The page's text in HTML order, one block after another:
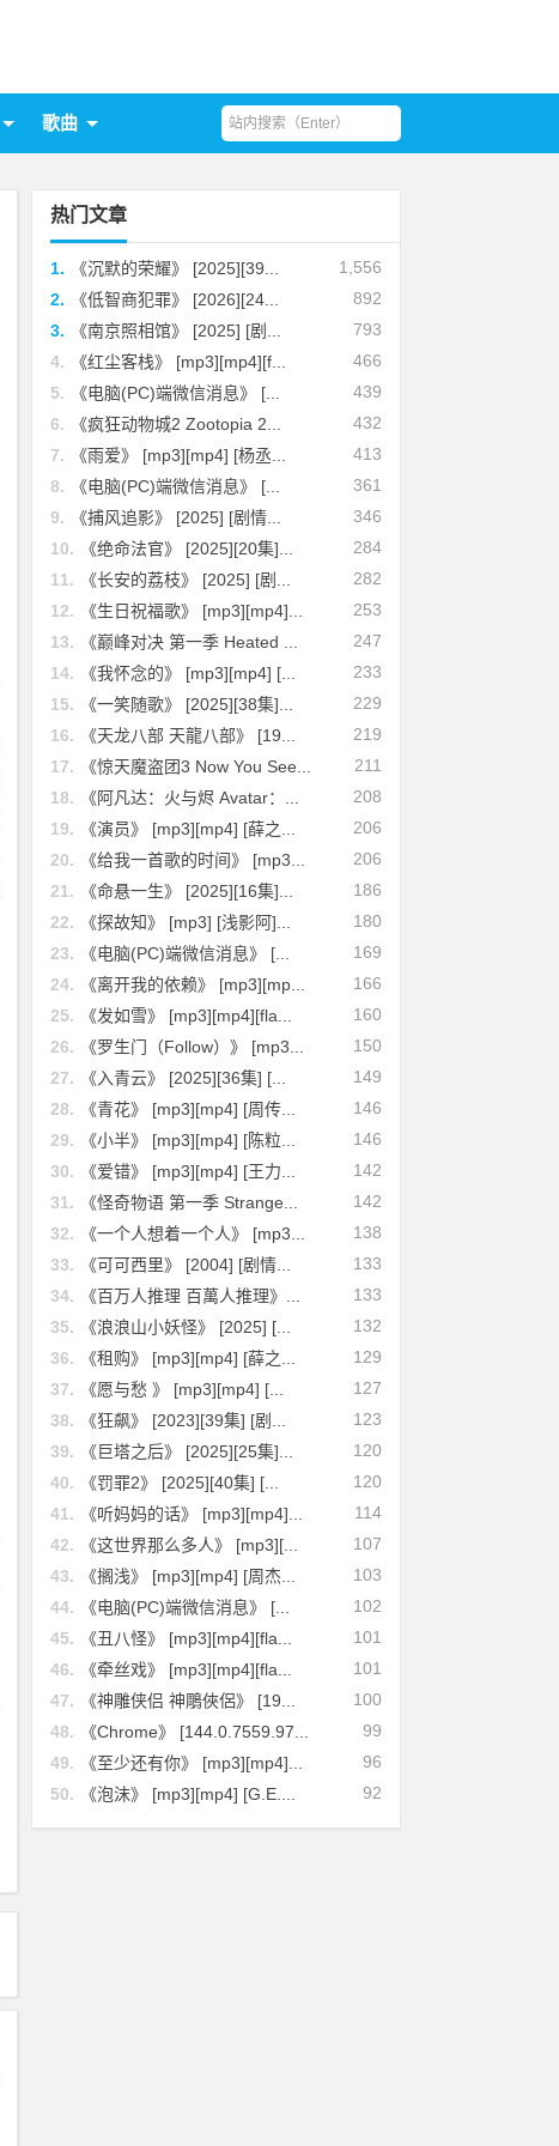
歌曲
热门文章
1,556
1.
《沉默的荣耀》 [2025][39...
892
2.
《低智商犯罪》 [2026][24...
793
3.
《南京照相馆》 [2025] [剧...
466
4.
《红尘客栈》 [mp3][mp4][f...
439
5.
《电脑(PC)端微信消息》 [...
432
6.
《疯狂动物城2 Zootopia 2...
413
7.
《雨爱》 [mp3][mp4] [杨丞...
361
8.
《电脑(PC)端微信消息》 [...
346
9.
《捕风追影》 [2025] [剧情...
284
10.
《绝命法官》 [2025][20集]...
282
11.
《长安的荔枝》 [2025] [剧...
253
12.
《生日祝福歌》 [mp3][mp4]...
247
13.
《巅峰对决 第一季 Heated ...
233
14.
《我怀念的》 [mp3][mp4] [...
229
15.
《一笑随歌》 [2025][38集]...
219
16.
《天龙八部 天龍八部》 [19...
211
17.
《惊天魔盗团3 Now You See...
208
18.
《阿凡达：火与烬 Avatar：...
206
19.
《演员》 [mp3][mp4] [薛之...
206
20.
《给我一首歌的时间》 [mp3...
186
21.
《命悬一生》 [2025][16集]...
180
22.
《探故知》 [mp3] [浅影阿]...
169
23.
《电脑(PC)端微信消息》 [...
166
24.
《离开我的依赖》 [mp3][mp...
160
25.
《发如雪》 [mp3][mp4][fla...
150
26.
《罗生门（Follow）》 [mp3...
149
27.
《入青云》 [2025][36集] [...
146
28.
《青花》 [mp3][mp4] [周传...
146
29.
《小半》 [mp3][mp4] [陈粒...
142
30.
《爱错》 [mp3][mp4] [王力...
142
31.
《怪奇物语 第一季 Strange...
138
32.
《一个人想着一个人》 [mp3...
133
33.
《可可西里》 [2004] [剧情...
133
34.
《百万人推理 百萬人推理》...
132
35.
《浪浪山小妖怪》 [2025] [...
129
36.
《租购》 [mp3][mp4] [薛之...
127
37.
《愿与愁 》 [mp3][mp4] [...
123
38.
《狂飙》 [2023][39集] [剧...
120
39.
《巨塔之后》 [2025][25集]...
120
40.
《罚罪2》 [2025][40集] [...
114
41.
《听妈妈的话》 [mp3][mp4]...
107
42.
《这世界那么多人》 [mp3][...
103
43.
《搁浅》 [mp3][mp4] [周杰...
102
44.
《电脑(PC)端微信消息》 [...
101
45.
《丑八怪》 [mp3][mp4][fla...
101
46.
《牵丝戏》 [mp3][mp4][fla...
100
47.
《神雕侠侣 神鵰俠侶》 [19...
99
48.
《Chrome》 [144.0.7559.97...
96
49.
《至少还有你》 [mp3][mp4]...
92
50. 《泡沫》 [mp3][mp4] [G.E....